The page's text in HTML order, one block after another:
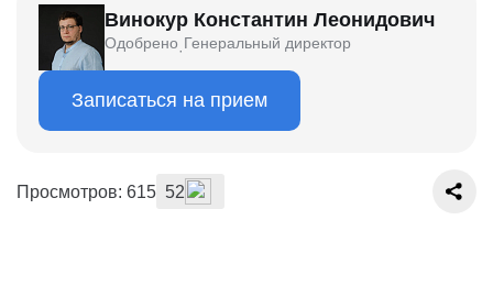
Винокур Константин Леонидович
Одобрено·Генеральный директор
Записаться на прием
Просмотров: 615 52